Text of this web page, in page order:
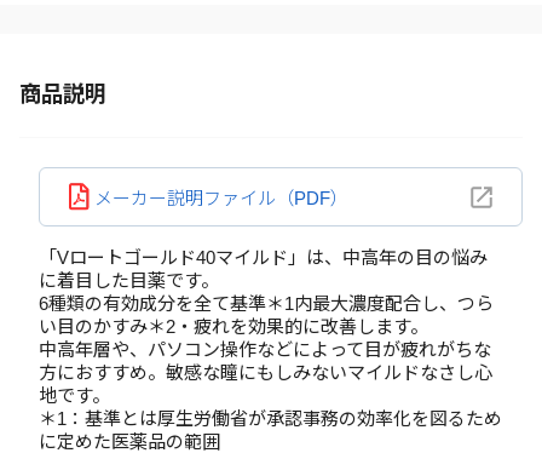
商品説明
メーカー説明ファイル（PDF）
「Vロートゴールド40マイルド」は、中高年の目の悩み
に着目した目薬です。
6種類の有効成分を全て基準＊1内最大濃度配合し、つら
い目のかすみ＊2・疲れを効果的に改善します。
中高年層や、パソコン操作などによって目が疲れがちな
方におすすめ。敏感な瞳にもしみないマイルドなさし心
地です。
＊1：基準とは厚生労働省が承認事務の効率化を図るため
に定めた医薬品の範囲